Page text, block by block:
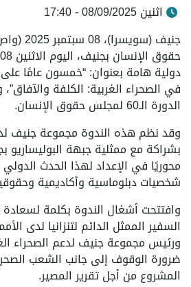
اثنين 08/09/2025 - 17:40
جنيف
دولية هامة بعنوان: “خمسون عامًا
في الصحراء الغربية: الكلفة
الدورة الـ60 لمجلس حقوق الإنسان.
وقد نظم هذه الندوة مجموعة جنيف
بشراكة مع ممثلية جبهة البوليساريو
محوريًا في الإعداد لهذا الحدث الدولي
شخصيات دبلوماسية وأكاديمية
وافتتحت أشغال الندوة بكلمة
السفير الممثل الدائم لتنزانيا لدى
ورئيس مجموعة جنيف لدعم الصحراء
ضرورة الوقوف إلى جانب الشعب
المشروع من أجل تقرير المصير.